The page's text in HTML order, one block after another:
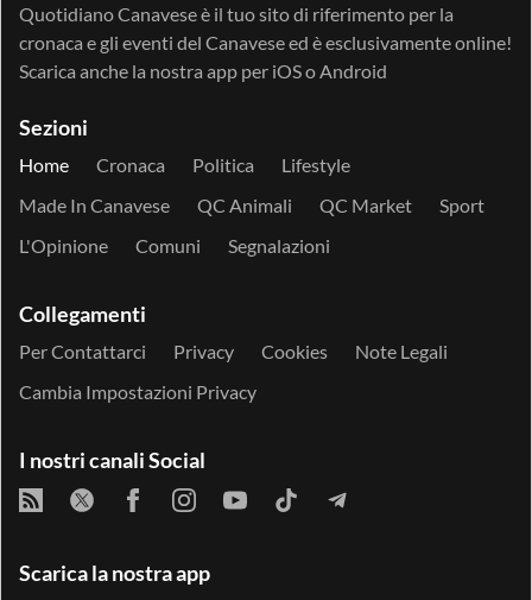
Quotidiano Canavese è il tuo sito di riferimento per la
cronaca e gli eventi del Canavese ed è esclusivamente online!
Scarica anche la nostra app per iOSo Android
Sezioni
Home Cronaca Politica
Lifestyle
Made In Canavese
QC Animali QC Market
Sport
L'Opinione
Comuni Segnalazioni
Collegamenti
Per Contattarci Privacy Cookies
Note Legali
Cambia Impostazioni Privacy
I nostri canali Social
Scarica la nostra app